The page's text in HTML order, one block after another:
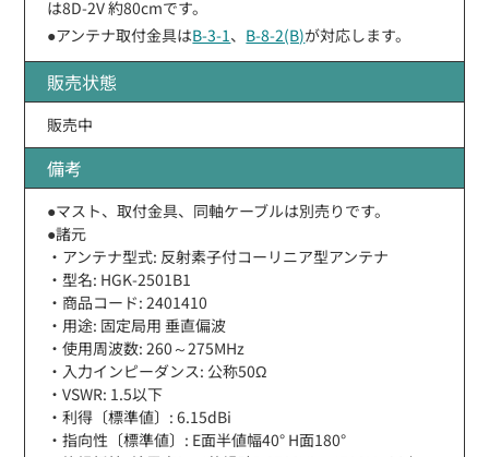
は8D-2V 約80cmです。
●アンテナ取付金具はB-3-1 、 B-8-2(B)が対応します。
販売状態
販売中
備考
●マスト、取付金具、同軸ケーブルは別売りです。
●諸元
・アンテナ型式: 反射素子付コーリニア型アンテナ
・型名: HGK-2501B1
・商品コード: 2401410
・用途: 固定局用 垂直偏波
・使用周波数: 260～275MHz
・入力インピーダンス: 公称50Ω
・VSWR: 1.5以下
・利得〔標準値〕: 6.15dBi
・指向性〔標準値〕: E面半値幅40° H面180°